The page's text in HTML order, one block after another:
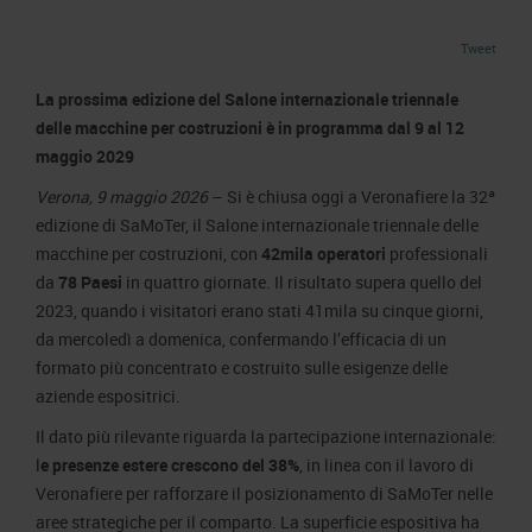
Parità di genere
Modello di Organizzazione, Gestione e Controllo
Codice Etico
Responsabilità Sociale d’Impresa
Responsabilità ambientale
Certificazioni riconosciute
Compensi Organi Societari
Bilanci Societari
Contatti Ufficio Stampa
Contatti
Tweet
La prossima edizione del Salone internazionale triennale
delle macchine per costruzioni è in programma dal 9 al 12
maggio 2029
Verona, 9 maggio 2026– Si è chiusa oggi a Veronafiere la 32ª
edizione di SaMoTer, il Salone internazionale triennale delle
macchine per costruzioni, con 42mila operatori professionali
da 78 Paesi in quattro giornate. Il risultato supera quello del
2023, quando i visitatori erano stati 41mila su cinque giorni,
da mercoledì a domenica, confermando l’efficacia di un
formato più concentrato e costruito sulle esigenze delle
aziende espositrici.
Il dato più rilevante riguarda la partecipazione internazionale:
le presenze estere crescono del 38%, in linea con il lavoro di
Veronafiere per rafforzare il posizionamento di SaMoTer nelle
aree strategiche per il comparto. La superficie espositiva ha